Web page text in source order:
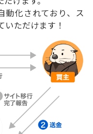
動化されており、ス
いただけます！